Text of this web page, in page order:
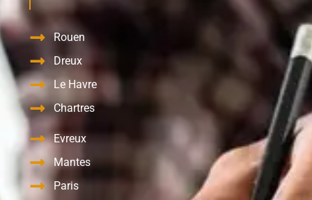
Rouen
Dreux
Le Havre
Chartres
Evreux
Mantes
Paris